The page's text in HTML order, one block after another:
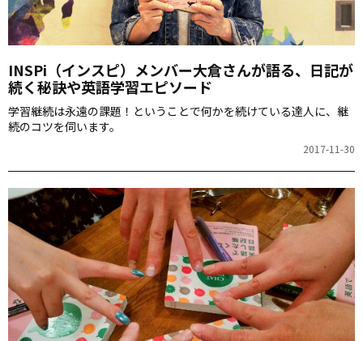
INSPi（インスピ）メンバー大倉さんが語る、日記が
続く秘訣や英語学習エピソード
学習継続は永遠の課題！ということで何かを続けている達人に、継
続のコツを伺います。
2017-11-30